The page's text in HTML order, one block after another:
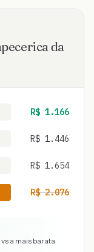
da
R$ 1.166
R$ 1.446
R$ 1.654
R$2.076
a mais barata